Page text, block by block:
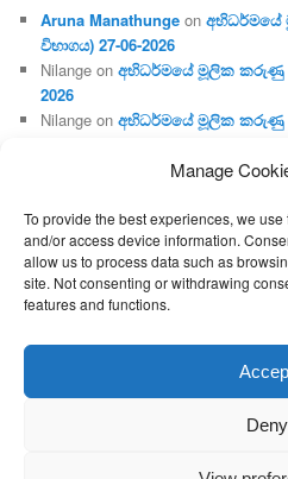
Manage
To provide the best experiences, we
and/or access device information.
allow us to process data such as
site. Not consenting or withdrawing
features and functions.
Deny
Aruna Manathunge onඅභිධර්මයේ
විභාගය) 27-06-2026
Nilange onඅභිධර්මයේ මූලික කරුණු
2026
Nilange onඅභිධර්මයේ මූලික කරුණු
Aruna Manathungeonඅභිධර්මයේ
Gunaratneonඅභිධර්මයේ මූලික
ආහාර රූප) 02-05-2026
Proudly powered